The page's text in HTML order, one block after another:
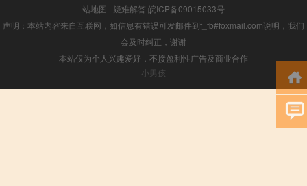
站地图 | 疑难解答 皖ICP备09015033号
声明：本站内容来自互联网，如信息有错误可发邮件到f_fb#foxmail.com说明，我们
会及时纠正，谢谢
本站仅为个人兴趣爱好，不接盈利性广告及商业合作
小男孩